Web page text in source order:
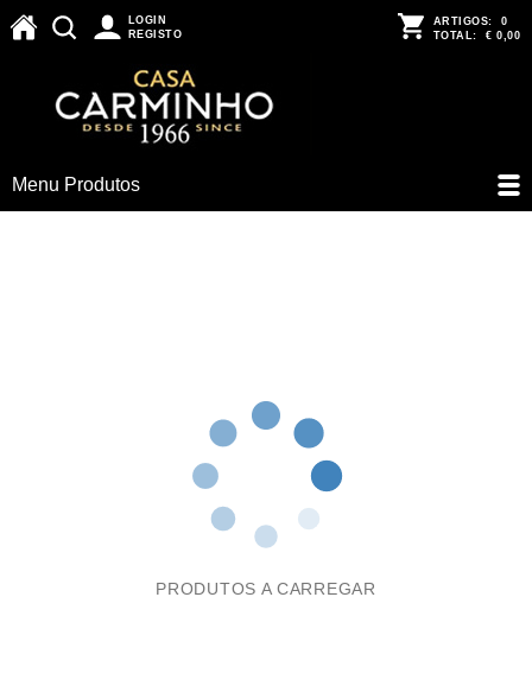
LOGIN
REGISTO
ARTIGOS: 0
TOTAL: € 0,00
Menu Produtos
PRODUTOS A CARREGAR